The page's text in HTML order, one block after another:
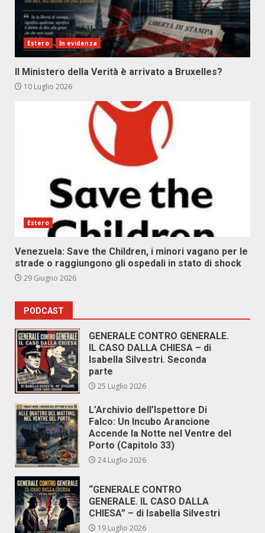
Estero In evidenza
Il Ministero della Verità è arrivato a Bruxelles?
10 Luglio 2026
Estero
Venezuela: Save the Children, i minori vagano per le
strade o raggiungono gli ospedali in stato di shock
29 Giugno 2026
PODCAST
GENERALE CONTRO GENERALE.
IL CASO DALLA CHIESA – di
Isabella Silvestri. Seconda
parte
25 Luglio 2026
L’Archivio dell’Ispettore Di
Falco: Un Incubo Arancione
Accende la Notte nel Ventre del
Porto (Capitolo 33)
24 Luglio 2026
“GENERALE CONTRO
GENERALE. IL CASO DALLA
CHIESA” – di Isabella Silvestri
19 Luglio 2026